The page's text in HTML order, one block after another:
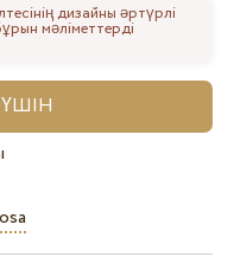
дизайны әртүрлі
мәліметтерді